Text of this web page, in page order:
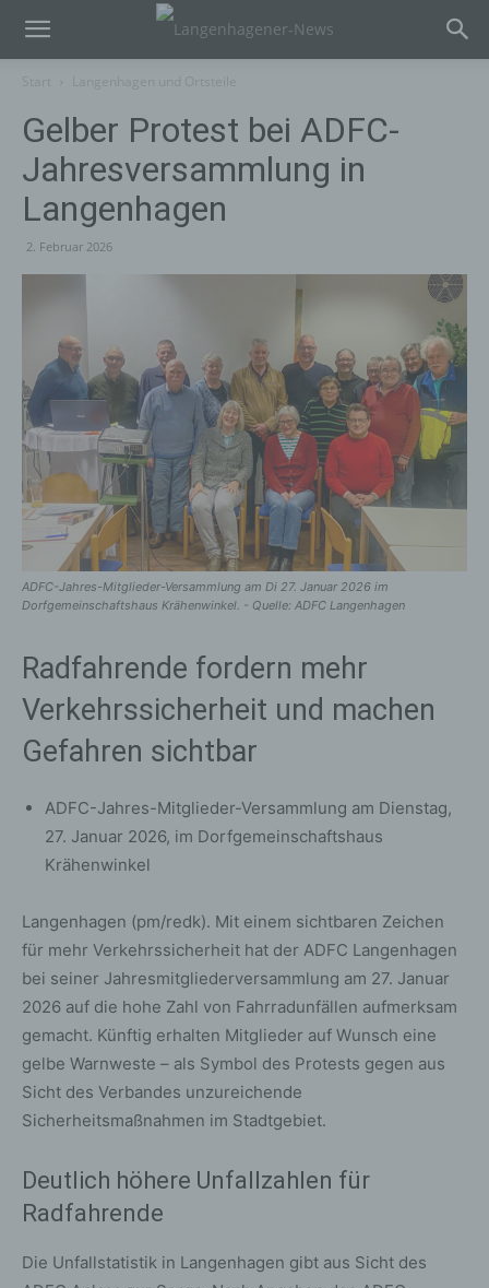
Gelber Protest bei ADFC-
Jahresversammlung in
Langenhagen
2. Februar 2026
ADFC-Jahres-Mitglieder-Versammlung am Di 27. Januar 2026 im
Dorfgemeinschaftshaus Krähenwinkel. - Quelle: ADFC Langenhagen
Radfahrende fordern mehr
Verkehrssicherheit und machen
Gefahren sichtbar
ADFC-Jahres-Mitglieder-Versammlung am Dienstag,
27. Januar 2026, im Dorfgemeinschaftshaus
Krähenwinkel
Langenhagen (pm/redk). Mit einem sichtbaren Zeichen
für mehr Verkehrssicherheit hat der ADFC Langenhagen
bei seiner Jahresmitgliederversammlung am 27. Januar
2026 auf die hohe Zahl von Fahrradunfällen aufmerksam
gemacht. Künftig erhalten Mitglieder auf Wunsch eine
gelbe Warnweste – als Symbol des Protests gegen aus
Sicht des Verbandes unzureichende
Sicherheitsmaßnahmen im Stadtgebiet.
Deutlich höhere Unfallzahlen für
Radfahrende
Die Unfallstatistik in Langenhagen gibt aus Sicht des